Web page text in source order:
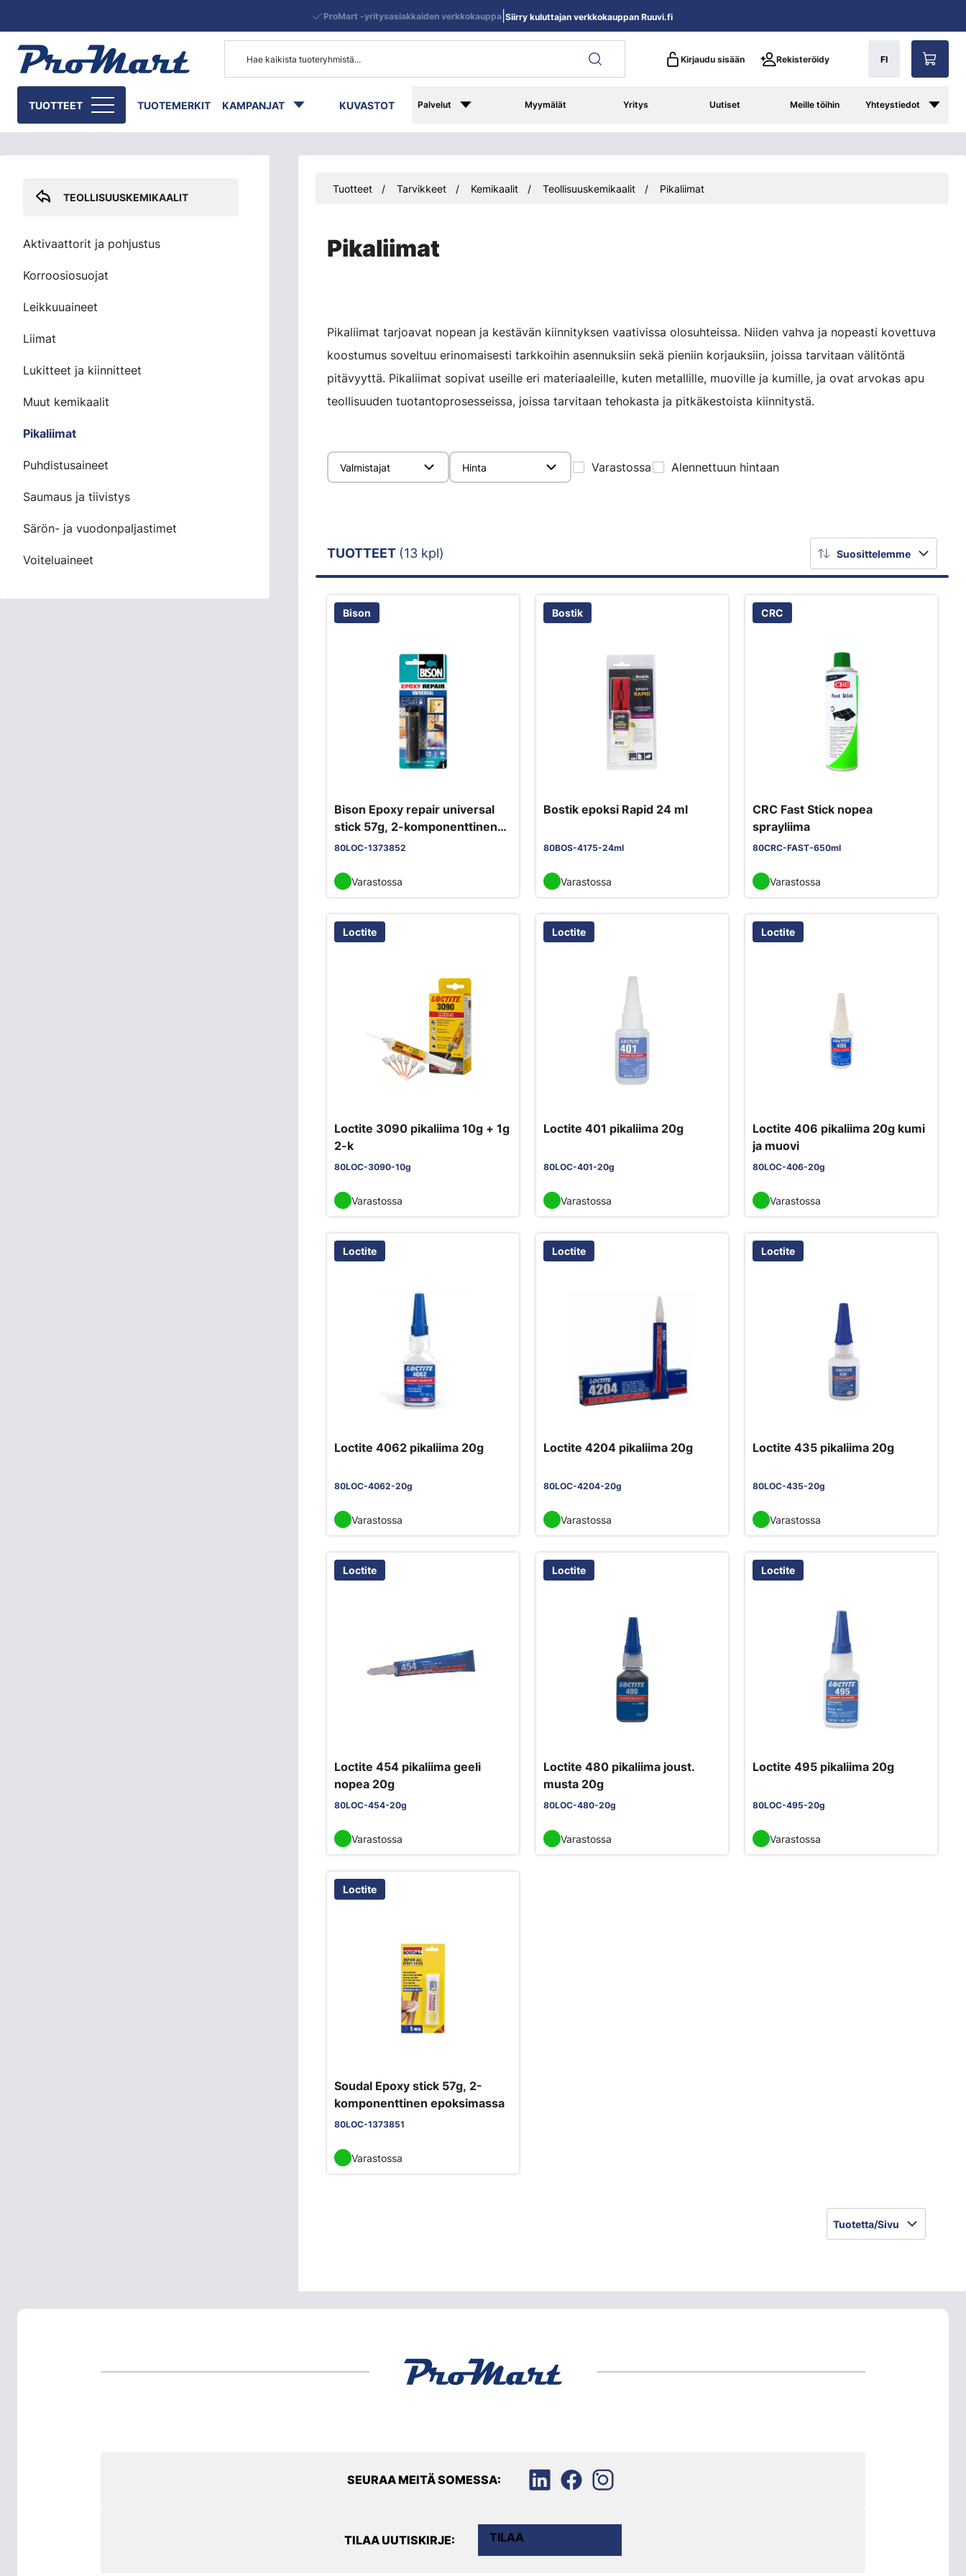
Kirjaudu sisään Rekisteröidy FI
TUOTTEET TUOTEMERKIT KAMPANJAT KUVASTOT Palvelut Myymälät Yritys Uutiset Meille töihin Yhteystiedot
ProMart -yritysasiakkaiden verkkokauppa| Siirry kuluttajan verkkokauppan Ruuvi.fi
Tuotteet Tarvikkeet Kemikaalit Teollisuuskemikaalit Pikaliimat
Pikaliimat
Pikaliimat tarjoavat nopean ja kestävän kiinnityksen vaativissa olosuhteissa. Niiden vahva ja nopeasti kovettuva
koostumus soveltuu erinomaisesti tarkkoihin asennuksiin sekä pieniin korjauksiin, joissa tarvitaan välitöntä
pitävyyttä. Pikaliimat sopivat useille eri materiaaleille, kuten metallille, muoville ja kumille, ja ovat arvokas apu
teollisuuden tuotantoprosesseissa, joissa tarvitaan tehokasta ja pitkäkestoista kiinnitystä.
Valmistajat Hinta Varastossa Alennettuun hintaan
Suosittelemme
TUOTTEET (13 kpl)
Bison
Bison Epoxy repair universal
stick 57g, 2-komponenttinen
epoksimassa
80LOC-1373852
Varastossa
Bostik
Bostik epoksi Rapid 24 ml
80BOS-4175-24ml
Varastossa
CRC
CRC Fast Stick nopea
sprayliima
80CRC-FAST-650ml
Varastossa
Loctite
Loctite 3090 pikaliima 10g + 1g
2-k
80LOC-3090-10g
Varastossa
Loctite
Loctite 401 pikaliima 20g
80LOC-401-20g
Varastossa
Loctite
Loctite 406 pikaliima 20g kumi
ja muovi
80LOC-406-20g
Varastossa
Loctite
Loctite 4062 pikaliima 20g
80LOC-4062-20g
Varastossa
Loctite
Loctite 4204 pikaliima 20g
80LOC-4204-20g
Varastossa
Loctite
Loctite 435 pikaliima 20g
80LOC-435-20g
Varastossa
Loctite
Loctite 454 pikaliima geeli
nopea 20g
80LOC-454-20g
Varastossa
Loctite
Loctite 480 pikaliima joust.
musta 20g
80LOC-480-20g
Varastossa
Loctite
Loctite 495 pikaliima 20g
80LOC-495-20g
Varastossa
Loctite
Soudal Epoxy stick 57g, 2-
komponenttinen epoksimassa
80LOC-1373851
Varastossa
Tuotetta/Sivu
TEOLLISUUSKEMIKAALIT
Aktivaattorit ja pohjustus
Korroosiosuojat
Leikkuuaineet
Liimat
Lukitteet ja kiinnitteet
Muut kemikaalit
Pikaliimat
Puhdistusaineet
Saumaus ja tiivistys
Särön- ja vuodonpaljastimet
Voiteluaineet
SEURAA MEITÄ SOMESSA:
TILAA UUTISKIRJE: TILAA